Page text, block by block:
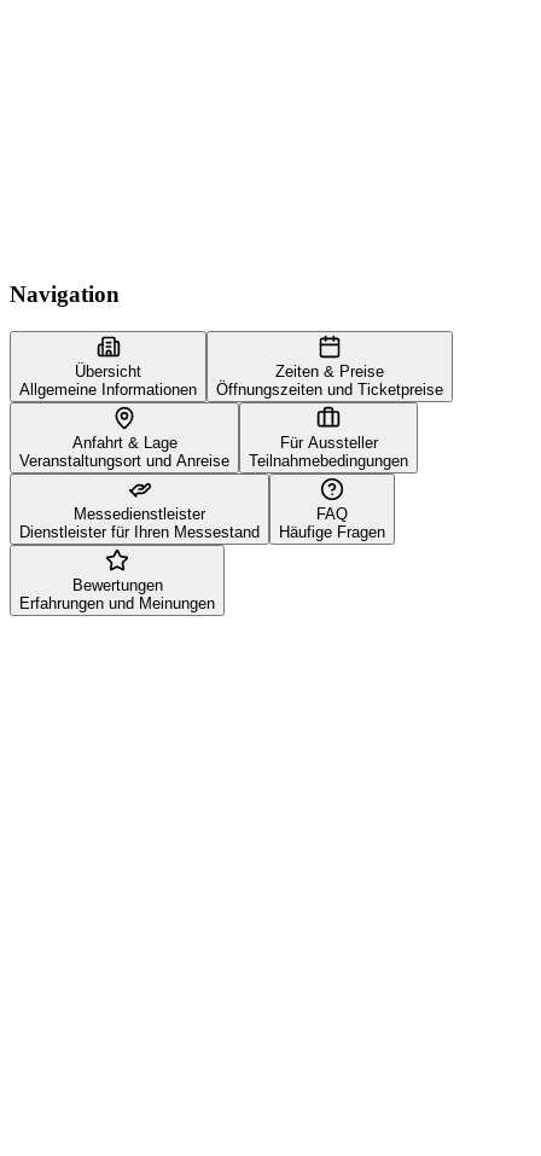
Navigation
Übersicht
Allgemeine Informationen
Zeiten & Preise
Öffnungszeiten und Ticketpreise
Anfahrt & Lage
Veranstaltungsort und Anreise
Für Aussteller
Teilnahmebedingungen
Messedienstleister
Dienstleister für Ihren Messestand
FAQ
Häufige Fragen
Bewertungen
Erfahrungen und Meinungen